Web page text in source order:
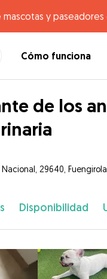
y
Cómo funciona
de los
29640, Fuengirola
Disponibilidad